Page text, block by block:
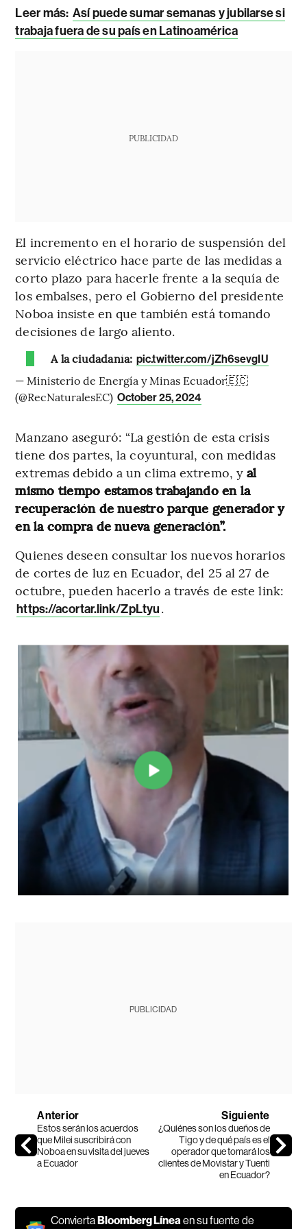
Leer más: Así puede sumar semanas y jubilarse si
trabaja fuera de su país en Latinoamérica
PUBLICIDAD
El incremento en el horario de suspensión del
servicio eléctrico hace parte de las medidas a
corto plazo para hacerle frente a la sequía de
los embalses, pero el Gobierno del presidente
Noboa insiste en que también está tomando
decisiones de largo aliento.
A la ciudadanía: pic.twitter.com/jZh6sevgIU
— Ministerio de Energía y Minas Ecuador🇪🇨
(@RecNaturalesEC) October 25, 2024
Manzano aseguró: “La gestión de esta crisis
tiene dos partes, la coyuntural, con medidas
extremas debido a un clima extremo, yal
mismo tiempo estamos trabajando en la
recuperación de nuestro parque generador y
en la compra de nueva generación”.
Quienes deseen consultar los nuevos horarios
de cortes de luz en Ecuador, del 25 al 27 de
octubre, pueden hacerlo a través de este link:
https://acortar.link/ZpLtyu.
PUBLICIDAD
Anterior
Estos serán los acuerdos
que Milei suscribirá con
Noboa en su visita del jueves
a Ecuador
Siguiente
¿Quiénes son los dueños de
Tigo y de qué país es el
operador que tomará los
clientes de Movistar y Tuenti
en Ecuador?
ConviertaBloomberg Líneaen su fuente de